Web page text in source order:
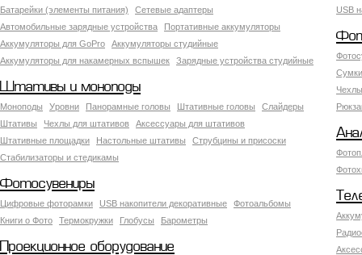
Батарейки (элементы питания)
Сетевые адаптеры
Автомобильные зарядные устройства
Портативные аккумуляторы
Аккумуляторы для GoPro
Аккумуляторы студийные
Аккумуляторы для накамерных вспышек
Зарядные устройства студийные
USB
Штативы и моноподы
Моноподы Уровни Панорамные головы Штативные головы
Слайдеры
Штативы
Чехлы для штативов
Аксессуары для штативов
Штативные площадки
Настольные штативы
Струбцины и присоски
Стабилизаторы и стедикамы
Фотосувениры
Цифровые фоторамки USB накопители декоративные
Фотоальбомы
Книги о Фото
Термокружки Глобусы Барометры
Проекционное оборудование